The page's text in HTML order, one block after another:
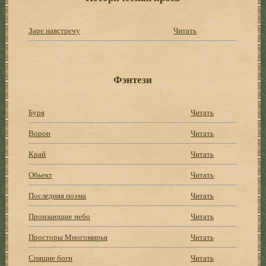
Заре навстречу Читать
Фэнтези
Буря
Читать
Ворон
Читать
Край
Читать
Обьект
Читать
Последняя поэма
Читать
Пронзающие небо
Читать
Просторы Многомирья
Читать
Спящие боги
Читать